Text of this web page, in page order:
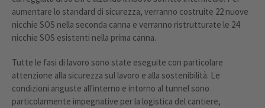
aumentare lo standard di sicurezza, verranno costruite 22 nuove
nicchie SOS nella seconda canna e verranno ristrutturate le 24
nicchie SOS esistenti nella prima canna.
Tutte le fasi di lavoro sono state eseguite con particolare
attenzione alla sicurezza sul lavoro e alla sostenibilità. Le
condizioni anguste all'interno e intorno al tunnel sono
particolarmente impegnative per la logistica del cantiere,